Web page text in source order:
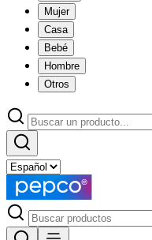
Mujer
Casa
Bebé
Hombre
Otros